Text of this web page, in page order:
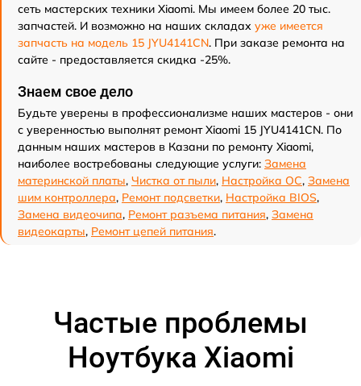
сеть мастерских техники Xiaomi. Мы имеем более 20 тыс.
запчастей. И возможно на наших складах уже имеется
запчасть на модель 15 JYU4141CN. При заказе ремонта на
сайте - предоставляется скидка -25%.
Знаем свое дело
Будьте уверены в профессионализме наших мастеров - они
с уверенностью выполнят ремонт Xiaomi 15 JYU4141CN. По
данным наших мастеров в Казани по ремонту Xiaomi,
наиболее востребованы следующие услуги: Замена
материнской платы, Чистка от пыли, Настройка ОС, Замена
шим контроллера, Ремонт подсветки, Настройка BIOS,
Замена видеочипа, Ремонт разъема питания, Замена
видеокарты, Ремонт цепей питания.
Частые проблемы
Ноутбука Xiaomi